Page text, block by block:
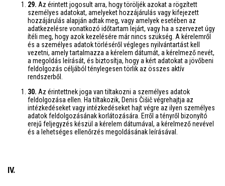
29. Az érintett jogosult arra, hogy töröljék azokat a rögzített
személyes adatokat, amelyeket hozzájárulás vagy kifejezett
hozzájárulás alapján adtak meg, vagy amelyek esetében az
adatkezelésre vonatkozó időtartam lejárt, vagy ha a szervezet úgy
ítéli meg, hogy azok kezelésére már nincs szükség. A kérelemről
és a személyes adatok törléséről végleges nyilvántartást kell
vezetni, amely tartalmazza a kérelem dátumát, a kérelmező nevét,
a megoldás leírását, és biztosítja, hogy a kért adatokat a jövőbeni
feldolgozás céljából ténylegesen törlik az összes aktív
rendszerből.
30. Az érintettnek joga van tiltakozni a személyes adatok
feldolgozása ellen. Ha tiltakozik, Denis Čišič végrehajtja az
intézkedéseket vagy intézkedéseket hajt végre az ilyen személyes
adatok feldolgozásának korlátozására. Erről a tényről bizonyító
erejű feljegyzés készül a kérelem dátumával, a kérelmező nevével
és a lehetséges ellenőrzés megoldásának leírásával.
IV.